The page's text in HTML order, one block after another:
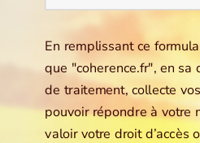
En remplissant ce
que "coherence.fr", en
de traitement, collecte
pouvoir répondre à votre
valoir votre droit d’accès